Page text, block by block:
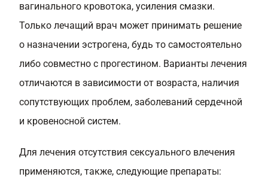
вагинального кровотока, усиления смазки.
Только лечащий врач может принимать решение
о назначении эстрогена, будь то самостоятельно
либо совместно с прогестином. Варианты лечения
отличаются в зависимости от возраста, наличия
сопутствующих проблем, заболеваний сердечной
и кровеносной систем.
Для лечения отсутствия сексуального влечения
применяются, также, следующие препараты: